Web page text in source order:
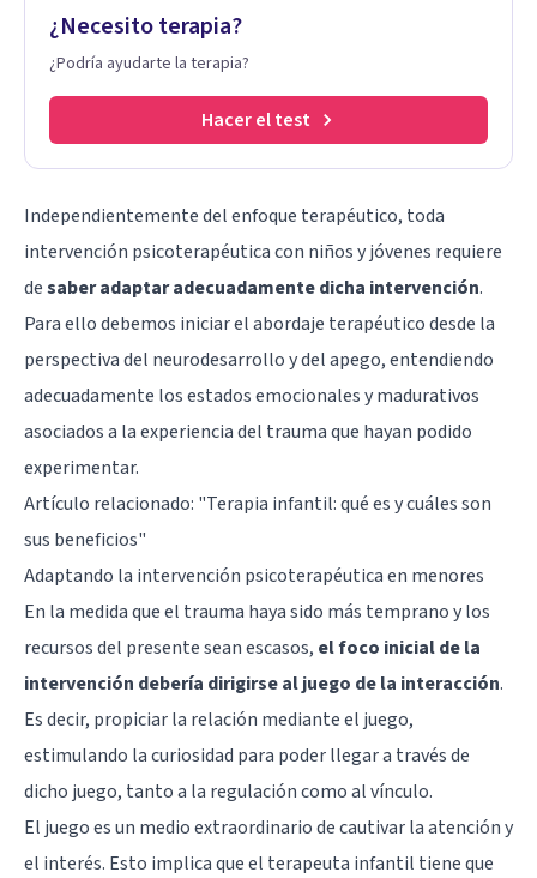
¿Necesito terapia?
¿Podría ayudarte la terapia?
Hacer el test
Independientemente del enfoque terapéutico, toda
intervención psicoterapéutica con niños y jóvenes requiere
desaber adaptar adecuadamente dicha intervención.
Para ello debemos iniciar el abordaje terapéutico desde la
perspectiva del neurodesarrollo y del apego, entendiendo
adecuadamente los estados emocionales y madurativos
asociados a la experiencia del trauma que hayan podido
experimentar.
Artículo relacionado: "Terapia infantil: qué es y cuáles son
sus beneficios"
Adaptando la intervención psicoterapéutica en menores
En la medida que el trauma haya sido más temprano y los
recursos del presente sean escasos, el foco inicial de la
intervención debería dirigirse al juego de la interacción.
Es decir, propiciar la relación mediante el juego,
estimulando la curiosidad para poder llegar a través de
dicho juego, tanto a la regulación como al vínculo.
El juego es un medio extraordinario de cautivar la atención y
el interés. Esto implica que el terapeuta infantil tiene que